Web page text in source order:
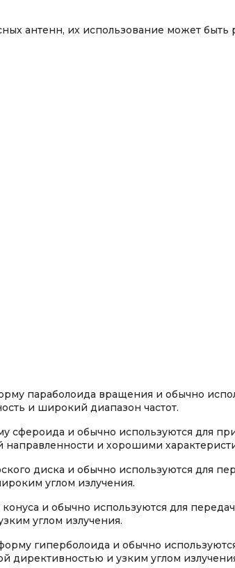
антенн, их использование может быть
параболоида вращения и обычно
и широкий диапазон частот.
сфероида и обычно используются для
и хорошими
диска и обычно используются для
углом излучения.
и обычно используются для
углом излучения.
гиперболоида и обычно
директивностью и узким углом